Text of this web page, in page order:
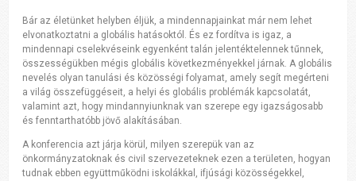
Bár az életünket helyben éljük, a mindennapjainkat már nem lehet
elvonatkoztatni a globális hatásoktól. És ez fordítva is igaz, a
mindennapi cselekvéseink egyenként talán jelentéktelennek tűnnek,
összességükben mégis globális következményekkel járnak. A globális
nevelés olyan tanulási és közösségi folyamat, amely segít megérteni
a világ összefüggéseit, a helyi és globális problémák kapcsolatát,
valamint azt, hogy mindannyiunknak van szerepe egy igazságosabb
és fenntarthatóbb jövő alakításában.
A konferencia azt járja körül, milyen szerepük van az
önkormányzatoknak és civil szervezeteknek ezen a területen, hogyan
tudnak ebben együttműködni iskolákkal, ifjúsági közösségekkel,